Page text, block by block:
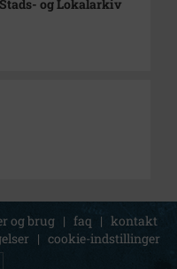
og Lokalarkiv
og brug | faq | kontakt
| cookie-indstillinger